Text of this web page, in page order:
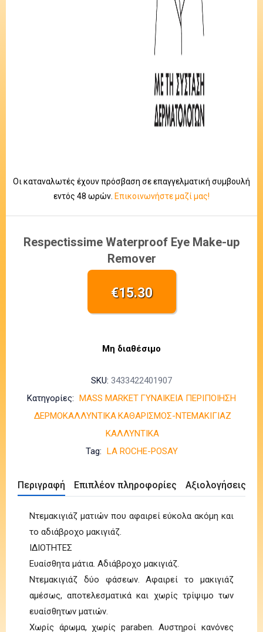
Οι καταναλωτές έχουν πρόσβαση σε επαγγελματική συμβουλή
εντός 48 ωρών. Επικοινωνήστε μαζί μας!
Respectissime Waterproof Eye Make-up
Remover
€15.30
Μη διαθέσιμο
SKU: 3433422401907
Κατηγορίες: MASS MARKET ΓΥΝΑΙΚΕΙΑ ΠΕΡΙΠΟΙΗΣΗ
ΔΕΡΜΟΚΑΛΛΥΝΤΙΚΑΚΑΘΑΡΙΣΜΟΣ-ΝΤΕΜΑΚΙΓΙΑΖ
ΚΑΛΛΥΝΤΙΚΑ
Tag: LA ROCHE-POSAY
Περιγραφή Επιπλέον πληροφορίες Αξιολογήσεις (0)
Ντεμακιγιάζ ματιών που αφαιρεί εύκολα ακόμη και
το αδιάβροχο μακιγιάζ.
ΙΔΙΟΤΗΤΕΣ
Ευαίσθητα μάτια. Αδιάβροχο μακιγιάζ.
Ντεμακιγιάζ δύο φάσεων. Αφαιρεί το μακιγιάζ
αμέσως, αποτελεσματικά και χωρίς τρίψιμο των
ευαίσθητων ματιών.
Χωρίς άρωμα, χωρίς paraben. Αυστηροί κανόνες